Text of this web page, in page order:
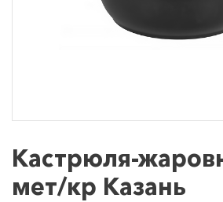
Кастрюля-
мет/кр Казань